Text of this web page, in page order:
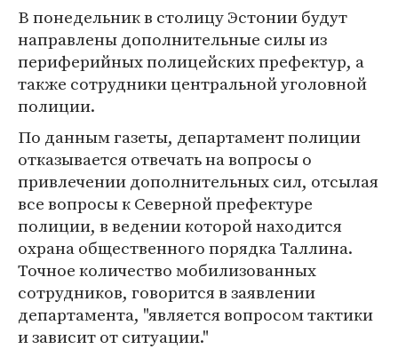
В понедельник в столицу Эстонии будут
направлены дополнительные силы из
периферийных полицейских префектур, а
также сотрудники центральной уголовной
полиции.
По данным газеты, департамент полиции
отказывается отвечать на вопросы о
привлечении дополнительных сил, отсылая
все вопросы к Северной префектуре
полиции, в ведении которой находится
охрана общественного порядка Таллина.
Точное количество мобилизованных
сотрудников, говорится в заявлении
департамента, "является вопросом тактики
и зависит от ситуации."